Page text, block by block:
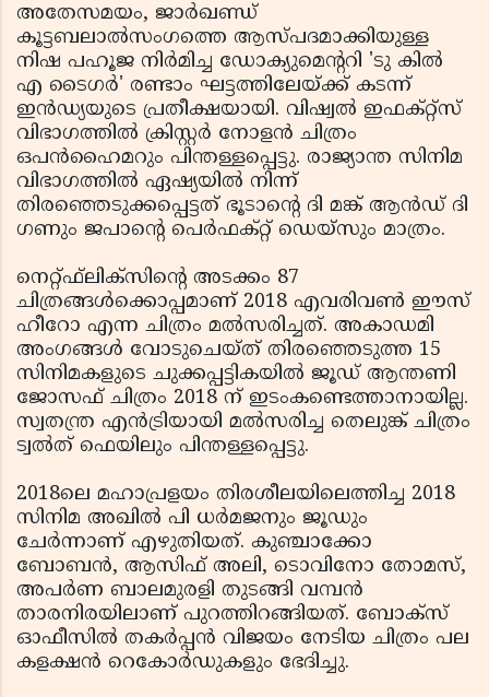
അതേസമയം, ജാര്‍ഖണ്ഡ്
കൂട്ടബലാല്‍സംഗത്തെ ആസ്പദമാക്കിയുള്ള
നിഷ പഹൂജ നിര്‍മിച്ച ഡോക്യുമെന്ററി 'ടു കില്‍
എ ടൈഗര്‍' രണ്ടാം ഘട്ടത്തിലേയ്ക്ക് കടന്ന്
ഇന്‍ഡ്യയുടെ പ്രതീക്ഷയായി. വിഷ്വല്‍ ഇഫക്റ്റ്‌സ്
വിഭാഗത്തില്‍ ക്രിസ്റ്റര്‍ നോളന്‍ ചിത്രം
ഒപന്‍ഹൈമറും പിന്തള്ളപ്പെട്ടു. രാജ്യാന്ത സിനിമ
വിഭാഗത്തില്‍ ഏഷ്യയില്‍ നിന്ന്
തിരഞ്ഞെടുക്കപ്പെട്ടത് ഭൂടാന്റെ ദി മങ്ക് ആന്‍ഡ് ദി
ഗണും ജപാന്റെ പെര്‍ഫക്റ്റ് ഡെയ്‌സും മാത്രം.
നെറ്റ്ഫ്‌ലിക്‌സിന്റെ അടക്കം 87
ചിത്രങ്ങള്‍ക്കൊപ്പമാണ് 2018 എവരിവണ്‍ ഈസ്
ഹീറോ എന്ന ചിത്രം മല്‍സരിച്ചത്. അകാഡമി
അംഗങ്ങള്‍ വോടുചെയ്ത് തിരഞ്ഞെടുത്ത 15
സിനിമകളുടെ ചുക്കപ്പട്ടികയില്‍ ജൂഡ് ആന്തണി
ജോസഫ് ചിത്രം 2018 ന് ഇടംകണ്ടെത്താനായില്ല.
സ്വതന്ത്ര എന്‍ട്രിയായി മല്‍സരിച്ച തെലുങ്ക് ചിത്രം
ട്വല്‍ത് ഫെയിലും പിന്തള്ളപ്പെട്ടു.
2018ലെ മഹാപ്രളയം തിരശീലയിലെത്തിച്ച 2018
സിനിമ അഖില്‍ പി ധര്‍മജനും ജൂഡും
ചേര്‍ന്നാണ് എഴുതിയത്. കുഞ്ചാക്കോ
ബോബന്‍, ആസിഫ് അലി, ടൊവിനോ തോമസ്,
അപര്‍ണ ബാലമുരളി തുടങ്ങി വമ്പന്‍
താരനിരയിലാണ് പുറത്തിറങ്ങിയത്. ബോക്‌സ്
ഓഫീസില്‍ തകര്‍പ്പന്‍ വിജയം നേടിയ ചിത്രം പല
കളക്ഷന്‍ റെകോര്‍ഡുകളും ഭേദിച്ചു.